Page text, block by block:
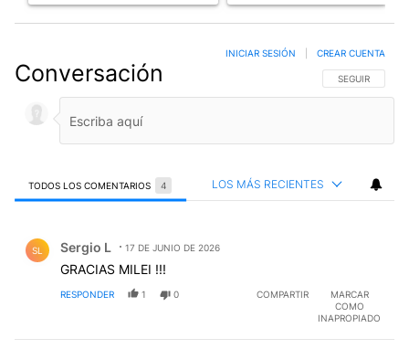
Conversación SIGA ESTA
SEGUIR
INICIAR SESIÓN CREAR CUENTA
TODOS LOS COMENTARIOS 4 LOS MÁS RECIENTES
SL Sergio L 17 DE JUNIO DE 2026
GRACIAS MILEI !!!
RESPONDER 1 0 COMPARTIR
MARCAR
COMO
INAPROPIADO